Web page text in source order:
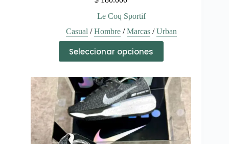
Le Coq Sportif
Casual /Hombre/Marcas/Urban
Seleccionar opciones
producto
tiene
variantes.
Las
opciones
se
pueden
elegir
en